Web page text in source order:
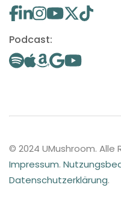
Podcast:
© 2024 UMushroom.
Impressum.
Datenschutzerklärung.